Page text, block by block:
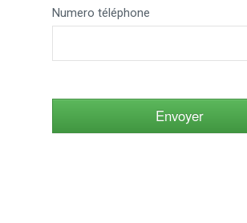
Numero téléphone
Envoyer